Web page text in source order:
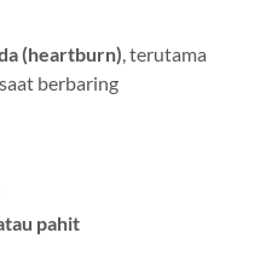
(heartburn) , terutama
berbaring
pahit